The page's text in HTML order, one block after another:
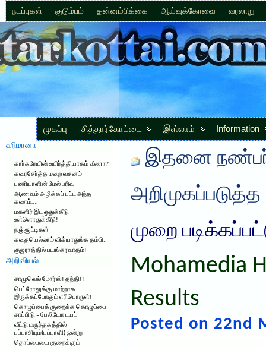
நடப்புகள் குடும்பம் தன்னம்பிக்கை ஆய்வுக்கோவை வரலாறு
முகப்பு சித்தார்கோட்டை இஸ்லாம் Information
ஹிமானா
கார்கரேயின் உயிர்த்தியாகம் வீணா?
கரைசேர்த்த மறை வசனம்
பணியாளின் மேல் பரிவு
ஆணவம் அழிக்கப் பட்ட அந்த
கணம்….
மகளிர் இட ஒதுக்கீடு
உள்ளொதுக்கீடு!
நஞ்சூட்டிகள்
கதையெல்லாம் விக்யாதுங்க தம்பி..
குஜராத்தில் பயங்கரவாதம்!
அறிவியல்
சாமுவெல் மோர்ஸ்! தந்தி!!
பெட்ரோலுக்கு மாற்றாக
இருக்கப்போகும் எரிபொருள்!
கொழுப்பைக் குறைக்க கொழுப்பை
சாப்பிடு – பேலியோ டயட்
வீட்டு மருந்தகத்தில்
பப்பாசியும்(பப்பாளி) ஒன்று
தொப்பையை குறைக்கும்
இதனை
அறிமுகப்படுத்த
முறை
Mohamedia
Results
Posted on 22nd